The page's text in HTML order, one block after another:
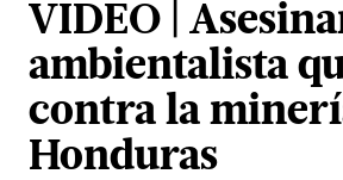
VIDEO |
ambientalista
contra la
Honduras